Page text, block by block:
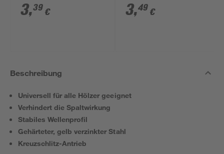
Stück
3,39 €
Stück
3,49 €
Beschreibung
Universell für alle Hölzer geeignet
Verhindert die Spaltwirkung
Stabiles Wellenprofil
Gehärteter, gelb verzinkter Stahl
Kreuzschlitz-Antrieb